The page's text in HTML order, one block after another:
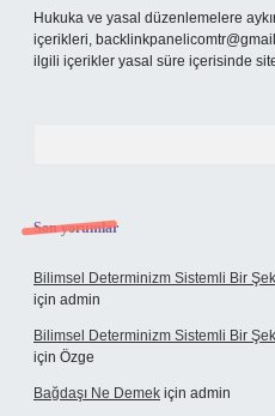
Hukuka ve yasal düzenlemelere
içerikleri,
ilgili içerikler yasal süre içerisinde
Son yorumlar
Bilimsel Determinizm Sistemli Bir
için admin
Bilimsel Determinizm Sistemli Bir
için Özge
Bağdaşı Ne Demek için admin